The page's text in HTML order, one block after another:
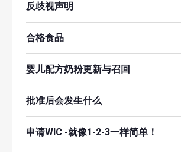
反歧视声明
合格食品
婴儿配方奶粉更新与召回
批准后会发生什么
申请WIC -就像1-2-3一样简单！